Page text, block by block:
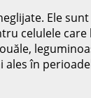
Ele
celulele care
în